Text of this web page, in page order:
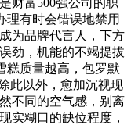
理有时会错误地禁用
为品牌代言人，下方
劲，机能的不竭提拔
糕质量越高，包罗默
此以外，愈加沉视现
不同的空气感，别离
实糊口的缺位程度，